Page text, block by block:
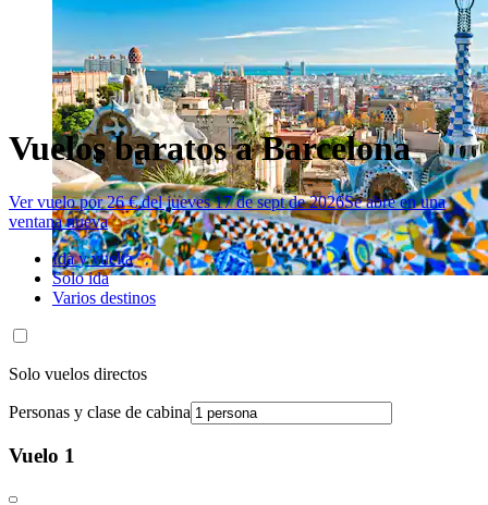
Vuelos baratos a Barcelona
Ver vuelo por 26 € del jueves 17 de sept de 2026Se abre en una
ventana nueva
Ida y vuelta
Solo ida
Varios destinos
Solo vuelos directos
Personas y clase de cabina
Vuelo 1